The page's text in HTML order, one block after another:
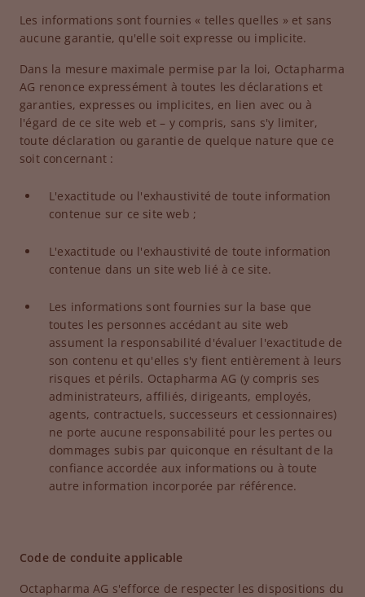
Les informations sont fournies « telles quelles » et sans
aucune garantie, qu'elle soit expresse ou implicite.
Dans la mesure maximale permise par la loi, Octapharma
AG renonce expressément à toutes les déclarations et
garanties, expresses ou implicites, en lien avec ou à
l'égard de ce site web et – y compris, sans s'y limiter,
toute déclaration ou garantie de quelque nature que ce
soit concernant :
L'exactitude ou l'exhaustivité de toute information
contenue sur ce site web ;
L'exactitude ou l'exhaustivité de toute information
contenue dans un site web lié à ce site.
Les informations sont fournies sur la base que
toutes les personnes accédant au site web
assument la responsabilité d'évaluer l'exactitude de
son contenu et qu'elles s'y fient entièrement à leurs
risques et périls. Octapharma AG (y compris ses
administrateurs, affiliés, dirigeants, employés,
agents, contractuels, successeurs et cessionnaires)
ne porte aucune responsabilité pour les pertes ou
dommages subis par quiconque en résultant de la
confiance accordée aux informations ou à toute
autre information incorporée par référence.
Code de conduite applicable
Octapharma AG s'efforce de respecter les dispositions du